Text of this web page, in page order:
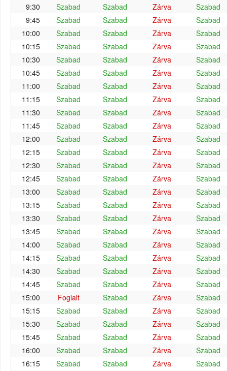
9:30
Szabad Szabad Zárva
Szabad
9:45
Szabad Szabad Zárva
Szabad
10:00
Szabad Szabad Zárva
Szabad
10:15
Szabad Szabad Zárva
Szabad
10:30
Szabad Szabad Zárva
Szabad
10:45
Szabad Szabad Zárva
Szabad
11:00
Szabad Szabad Zárva
Szabad
11:15
Szabad Szabad Zárva
Szabad
11:30
Szabad Szabad Zárva
Szabad
11:45
Szabad Szabad Zárva
Szabad
12:00
Szabad Szabad Zárva
Szabad
12:15
Szabad Szabad Zárva
Szabad
12:30
Szabad Szabad Zárva
Szabad
12:45
Szabad Szabad Zárva
Szabad
13:00
Szabad Szabad Zárva
Szabad
13:15
Szabad Szabad Zárva
Szabad
13:30
Szabad Szabad Zárva
Szabad
13:45
Szabad Szabad Zárva
Szabad
14:00
Szabad Szabad Zárva
Szabad
14:15
Szabad Szabad Zárva
Szabad
14:30
Szabad Szabad Zárva
Szabad
14:45
Szabad Szabad Zárva
Szabad
15:00
Foglalt Szabad Zárva
Szabad
15:15
Szabad Szabad Zárva
Szabad
15:30
Szabad Szabad Zárva
Szabad
15:45
Szabad Szabad Zárva
Szabad
16:00
Szabad Szabad Zárva
Szabad
16:15
Szabad Szabad Zárva Szabad